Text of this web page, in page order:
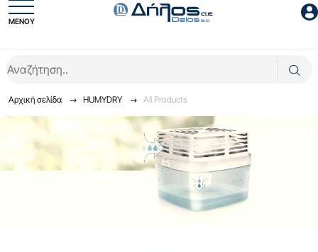
ΜΕΝΟΥ
Είσοδος
Ξέχασες το password;
Αρχική σελίδα HUMYDRY All Products